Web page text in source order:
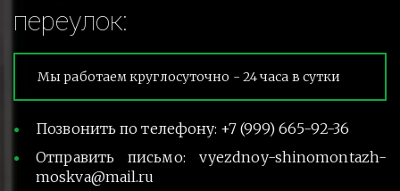
переулок:
Мы работаем круглосуточно - 24 часа в сутки
Позвонить по телефону: +7 (999) 665-92-36
Отправить письмо: vyezdnoy-shinomontazh-
moskva@mail.ru